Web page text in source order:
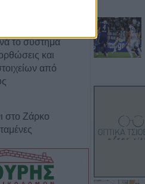
το σύστημα
και
από
στο Ζάρκο
Ανοίγει ο